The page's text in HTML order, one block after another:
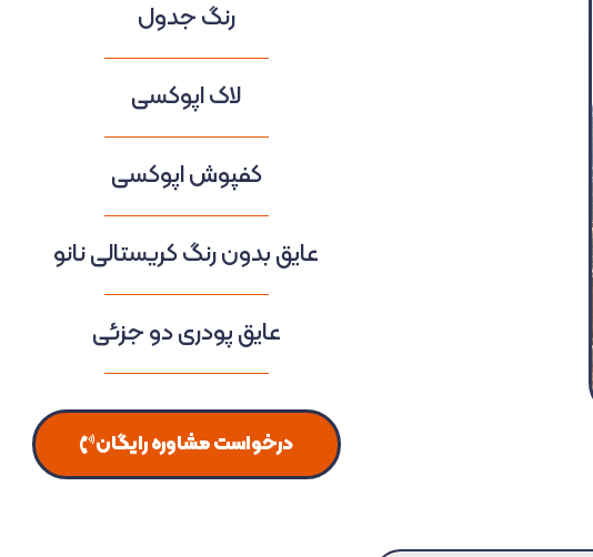
رنگ جدول
لاک اپوکسی
کفپوش اپوکسی
عایق بدون رنگ کریستالی نانو
عایق پودری دو جزئی
درخواست مشاوره رایگان